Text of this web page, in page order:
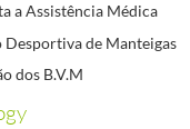
a Assistência Médica
Desportiva de Manteigas
dos B.V.M